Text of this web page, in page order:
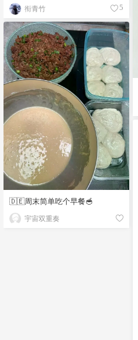
衔青竹 5
🇩🇪周末简单吃个早餐🥣
宇宙双重奏